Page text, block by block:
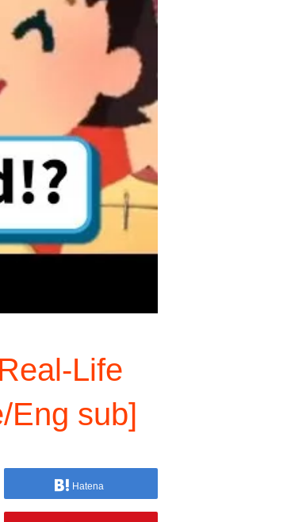
Life
Eng sub]
Hatena